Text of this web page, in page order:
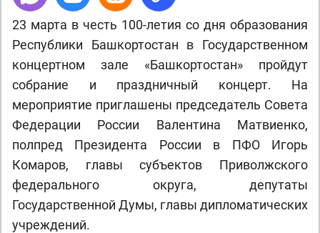
23 марта в честь 100-летия со дня образования
Республики Башкортостан в Государственном
концертном зале «Башкортостан» пройдут
собрание и праздничный концерт. На
мероприятие приглашены председатель Совета
Федерации России Валентина Матвиенко,
полпред Президента России в ПФО Игорь
Комаров, главы субъектов Приволжского
федерального округа, депутаты
Государственной Думы, главы дипломатических
учреждений.